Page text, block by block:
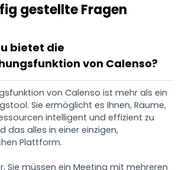
gestellte Fragen
bietet die
von Calenso?
von Calenso ist mehr als ein
Sie ermöglicht es Ihnen, Räume,
intelligent und effizient zu
das alles in einer einzigen,
Plattform.
Sie müssen ein Meeting mit mehreren